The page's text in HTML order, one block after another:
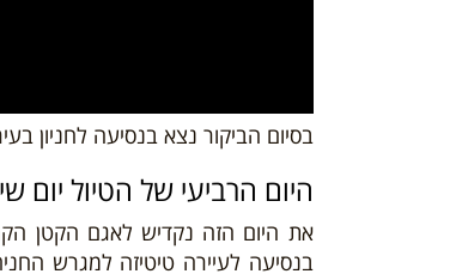
בסיום הביקור נצא בנסיעה לחניון
היום הרביעי של הטיול יום שישי –
את היום הזה נקדיש לאגם הקטן
בנסיעה לעיירה טיטיזה למגרש